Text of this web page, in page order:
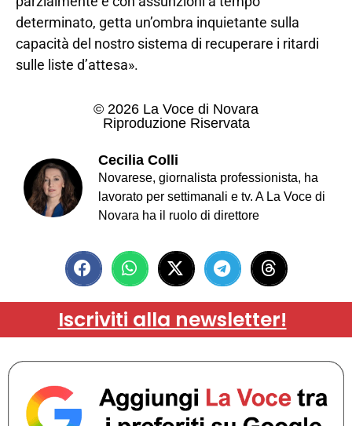
determinato, getta un’ombra inquietante sulla
capacità del nostro sistema di recuperare i ritardi
sulle liste d’attesa».
© 2026 La Voce di Novara
Riproduzione Riservata
Cecilia Colli
Novarese, giornalista professionista, ha
lavorato per settimanali e tv. A La Voce di
Novara ha il ruolo di direttore
Iscriviti alla newsletter!